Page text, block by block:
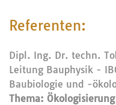
Referenten:
Dipl. Ing. Dr. techn.
Leitung Bauphysik -
Baubiologie und -
Thema: